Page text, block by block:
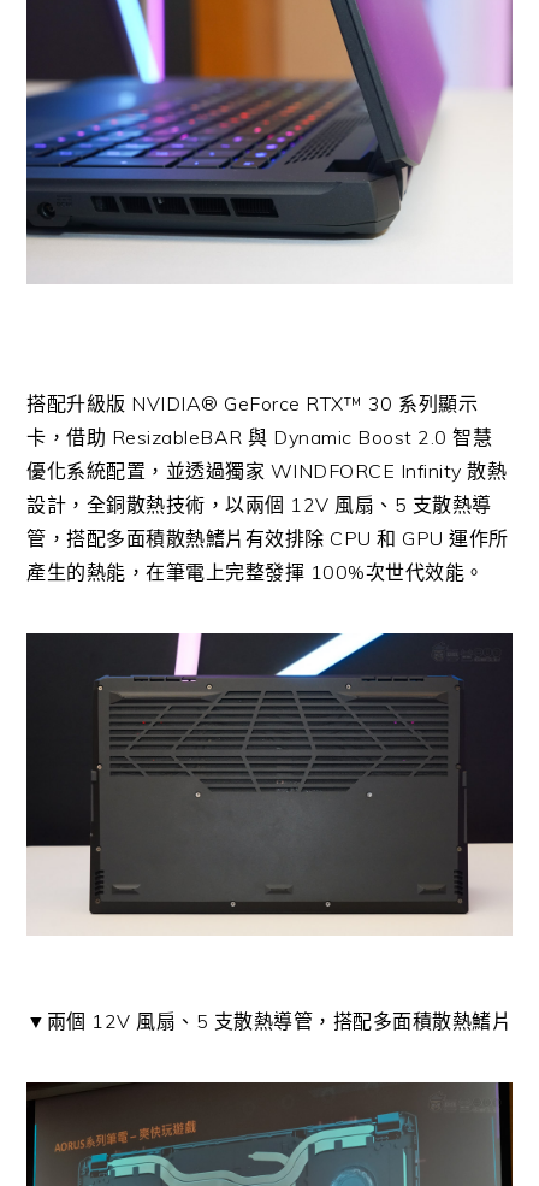
搭配升級版 NVIDIA® GeForce RTX™ 30 系列顯示
卡，借助 ResizableBAR 與 Dynamic Boost 2.0 智慧
優化系統配置，並透過獨家 WINDFORCE Infinity 散熱
設計，全銅散熱技術，以兩個 12V 風扇、5 支散熱導
管，搭配多面積散熱鰭片有效排除 CPU 和 GPU 運作所
產生的熱能，在筆電上完整發揮 100%次世代效能。
▼兩個 12V 風扇、5 支散熱導管，搭配多面積散熱鰭片